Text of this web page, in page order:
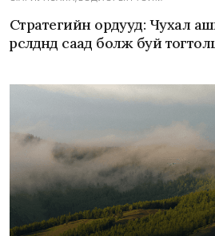
Стратегийн ордууд: Чухал
өрсөлдөөнд саад болж буй